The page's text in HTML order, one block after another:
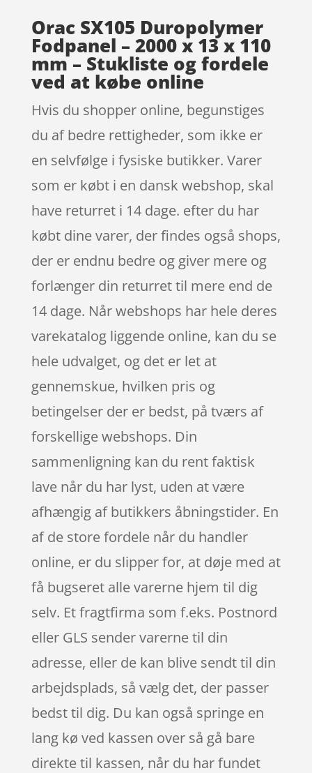
Orac SX105 Duropolymer
Fodpanel – 2000 x 13 x 110
mm – Stukliste og fordele
ved at købe online
Hvis du shopper online, begunstiges
du af bedre rettigheder, som ikke er
en selvfølge i fysiske butikker. Varer
som er købt i en dansk webshop, skal
have returret i 14 dage. efter du har
købt dine varer, der findes også shops,
der er endnu bedre og giver mere og
forlænger din returret til mere end de
14 dage. Når webshops har hele deres
varekatalog liggende online, kan du se
hele udvalget, og det er let at
gennemskue, hvilken pris og
betingelser der er bedst, på tværs af
forskellige webshops. Din
sammenligning kan du rent faktisk
lave når du har lyst, uden at være
afhængig af butikkers åbningstider. En
af de store fordele når du handler
online, er du slipper for, at døje med at
få bugseret alle varerne hjem til dig
selv. Et fragtfirma som f.eks. Postnord
eller GLS sender varerne til din
adresse, eller de kan blive sendt til din
arbejdsplads, så vælg det, der passer
bedst til dig. Du kan også springe en
lang kø ved kassen over så gå bare
direkte til kassen, når du har fundet